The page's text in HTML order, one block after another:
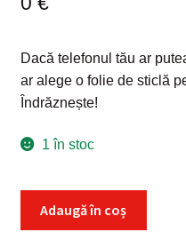
Dacă telefonul tău ar
ar alege o folie de sticlă
Îndrăznește!
1 în stoc
Adaugă în coș